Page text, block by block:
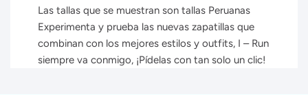
Las tallas que se muestran son tallas Peruanas
Experimenta y prueba las nuevas zapatillas que
combinan con los mejores estilos y outfits, I – Run
siempre va conmigo, ¡Pídelas con tan solo un clic!